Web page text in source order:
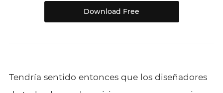
Download Free
Tendría sentido entonces que los diseñadores